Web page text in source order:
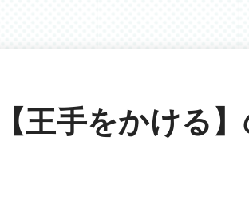
王手をかける